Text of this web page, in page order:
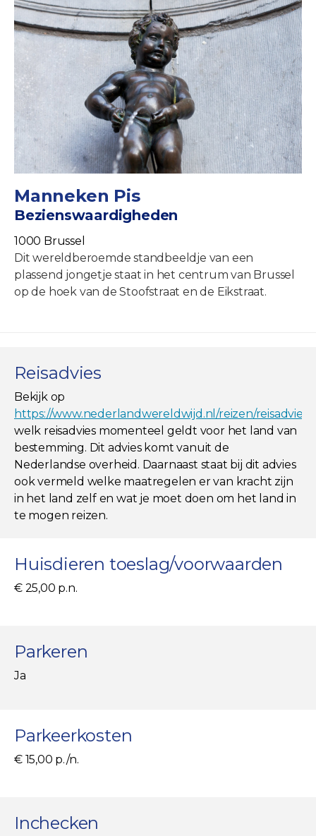
Manneken Pis
Bezienswaardigheden
1000 Brussel
Dit wereldberoemde standbeeldje van een
plassend jongetje staat in het centrum van Brussel
op de hoek van de Stoofstraat en de Eikstraat.
Reisadvies
Bekijk op
https://www.nederlandwereldwijd.nl/reizen/
welk reisadvies momenteel geldt voor het land van
bestemming. Dit advies komt vanuit de
Nederlandse overheid. Daarnaast staat bij dit advies
ook vermeld welke maatregelen er van kracht zijn
in het land zelf en wat je moet doen om het land in
te mogen reizen.
Huisdieren toeslag/voorwaarden
€ 25,00 p.n.
Parkeren
Ja
Parkeerkosten
€ 15,00 p./n.
Inchecken